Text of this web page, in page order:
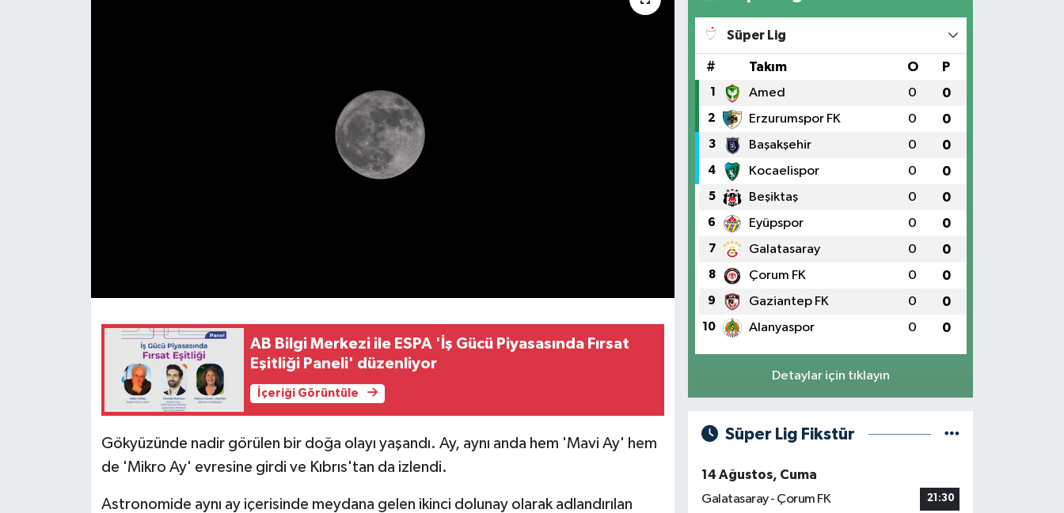
AB Bilgi Merkezi ile ESPA 'İş Gücü Piyasasında Fırsat
Eşitliği Paneli' düzenliyor
İçeriği Görüntüle
Gökyüzünde nadir görülen bir doğa olayı yaşandı. Ay, aynı anda hem 'Mavi Ay' hem
de 'Mikro Ay' evresine girdi ve Kıbrıs'tan da izlendi.
Astronomide aynı ay içerisinde meydana gelen ikinci dolunay olarak adlandırılan
Süper Lig
# Takım O P
1 Amed 0 0
2 Erzurumspor FK 0 0
3 Başakşehir 0 0
4 Kocaelispor 0 0
5 Beşiktaş 0 0
6 Eyüpspor 0 0
7 Galatasaray 0 0
8 Çorum FK 0 0
9 Gaziantep FK 0 0
10 Alanyaspor 0 0
Detaylar için tıklayın
Süper Lig Fikstür
14 Ağustos, Cuma
Galatasaray - Çorum FK
21:30
ÖZEL HABER